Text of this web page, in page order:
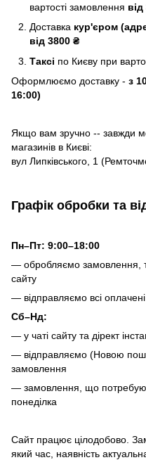
вартості замовлення
Доставка кур'єром
від 3800 ₴
Таксі по Києву при
Оформлюємо доставку - з
16:00)
Якщо вам зручно -- завжди
магазинів в Києві:
вул Липківського, 1
Графік обробки та
Пн–Пт: 9:00–18:00
— обробляємо замовлення,
сайту
— відправляємо всі
Сб–Нд:
— у чаті сайту та дірект
— відправляємо (Новою
замовлення
— замовлення, що
понеділка
Сайт працює цілодобово.
який час, наявність